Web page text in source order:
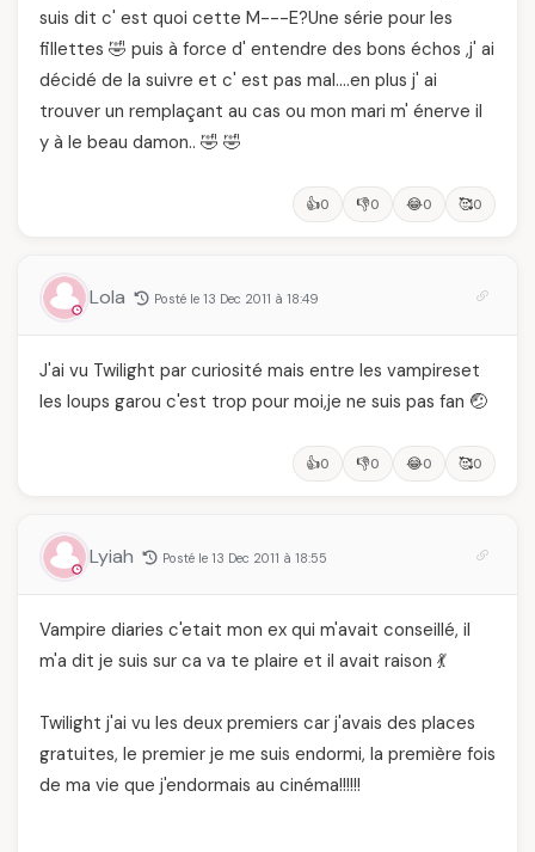
suis dit c' est quoi cette M---E?Une série pour les
fillettes 🤣 puis à force d' entendre des bons échos ,j' ai
décidé de la suivre et c' est pas mal….en plus j' ai
trouver un remplaçant au cas ou mon mari m' énerve il
y à le beau damon.. 🤣 🤣
👍0 👎0 😂0 🥰0
Lola Posté le 13 Dec 2011 à 18:49
J'ai vu Twilight par curiosité mais entre les vampireset
les loups garou c'est trop pour moi,je ne suis pas fan 🤕
👍0 👎0 😂0 🥰0
Lyiah Posté le 13 Dec 2011 à 18:55
Vampire diaries c'etait mon ex qui m'avait conseillé, il
m'a dit je suis sur ca va te plaire et il avait raison 💃
Twilight j'ai vu les deux premiers car j'avais des places
gratuites, le premier je me suis endormi, la première fois
de ma vie que j'endormais au cinéma!!!!!!